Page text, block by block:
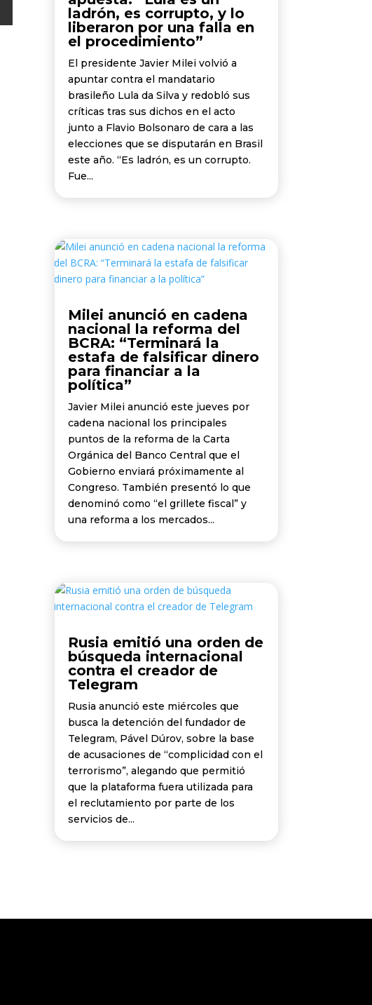
ladrón, es corrupto, y lo
liberaron por una falla en
el procedimiento”
El presidente Javier Milei volvió a
apuntar contra el mandatario
brasileño Lula da Silva y redobló sus
críticas tras sus dichos en el acto
junto a Flavio Bolsonaro de cara a las
elecciones que se disputarán en Brasil
este año. “Es ladrón, es un corrupto.
Fue...
Milei anunció en cadena
nacional la reforma del
BCRA: “Terminará la
estafa de falsificar dinero
para financiar a la
política”
Javier Milei anunció este jueves por
cadena nacional los principales
puntos de la reforma de la Carta
Orgánica del Banco Central que el
Gobierno enviará próximamente al
Congreso. También presentó lo que
denominó como “el grillete fiscal” y
una reforma a los mercados...
Rusia emitió una orden de
búsqueda internacional
contra el creador de
Telegram
Rusia anunció este miércoles que
busca la detención del fundador de
Telegram, Pável Dúrov, sobre la base
de acusaciones de “complicidad con el
terrorismo”, alegando que permitió
que la plataforma fuera utilizada para
el reclutamiento por parte de los
servicios de...